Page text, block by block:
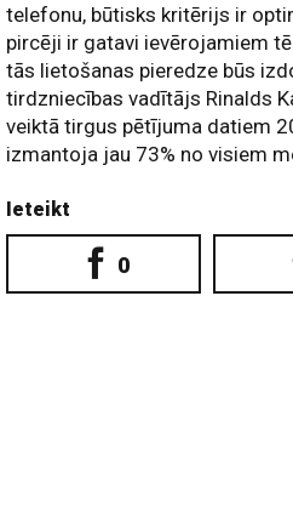
telefonu, būtisks kritērijs ir
pircēji ir gatavi ievērojamiem
tās lietošanas pieredze būs
tirdzniecības vadītājs Rinalds
veiktā tirgus pētījuma datiem
izmantoja jau 73% no visiem
Ieteikt
0